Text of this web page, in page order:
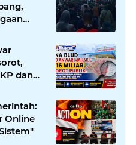
dan
Online